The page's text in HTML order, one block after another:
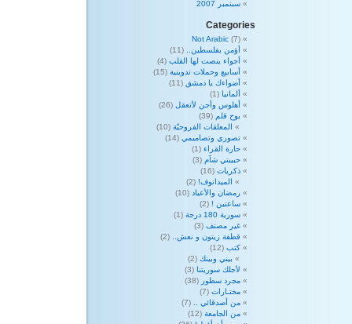
سبتمبر 2007
Categories
Not Arabic (7)
أؤمن بفلسطين..
(11)
أجواء ينصت لها القلب (4)
أسابيع وحملات تدوينية (15)
أضواءك يا دمشق (11)
ألمانيا (1)
أهلوس وأجن لأتعقل (26)
بوح قلم (39)
المعلقات الفروحيّة (10)
تصوري وتصاميمي (14)
حارة القراء (1)
حبيبتي شآم (3)
ذكريات (16)
الميدانوف! (2)
رمضان والأعياد (10)
ساعتين ! (2)
سورية 180 درجة
(1)
غير مصنف (3)
قطفة زيتون و نعش..
(2)
كتب (12)
بيني وبينك (2)
لأجلك سوريتنا (3)
مجرد سطور (38)
مختـارات (7)
من أصدقائي ..
(7)
من الجامعة (12)